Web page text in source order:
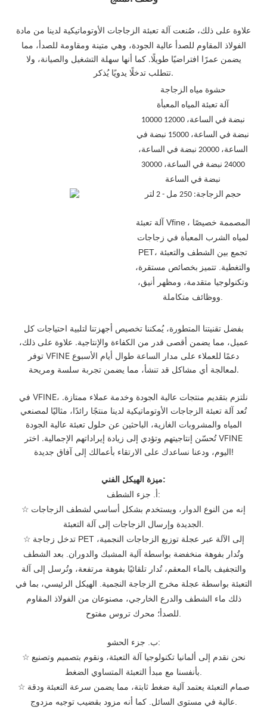
علاوة على ذلك، صُنعت آلة تعبئة الزجاجات الأوتوماتيكية لدينا من مادة
الفولاذ المقاوم للصدأ عالية الجودة، وهي متينة ومقاومة للصدأ، مما
يضمن عمرًا افتراضيًا طويلًا. كما أنها سهلة التشغيل والصيانة، ولا
تتطلب تدخلًا يدويًا يُذكر.
حشوة مياه الزجاجة
آلة تعبئة المياه المعبأة
10000 نبضة في الساعة، 12000
نبضة في الساعة، 15000 نبضة في
الساعة، 20000 نبضة في الساعة،
24000 نبضة في الساعة، 30000
نبضة في الساعة
حجم الزجاجة: 250 مل - 2 لتر
آلة تعبئة Vfine ، المصممة خصيصًا
لمياه الشرب المعبأة في زجاجات
PET، تجمع بين الشطف والتعبئة
والتغطية. تتميز بخصائص مستقرة،
وتكنولوجيا متقدمة، ومظهر أنيق،
بفضل تقنيتنا المتطورة، يُمكننا تخصيص أجهزتنا لتلبية احتياجات كل
عميل، مما يضمن أقصى قدر من الكفاءة والإنتاجية. علاوة على ذلك،
توفر VFINE دعمًا للعملاء على مدار الساعة طوال أيام الأسبوع
لمعالجة أي مشاكل قد تنشأ، مما يضمن تجربة سلسة ومريحة.
في VFINE، نلتزم بتقديم منتجات عالية الجودة وخدمة عملاء ممتازة.
تُعد آلة تعبئة الزجاجات الأوتوماتيكية لدينا منتجًا رائدًا، مثاليًا لمصنعي
المياه والمشروبات الغازية، الباحثين عن حلول تعبئة عالية الجودة
تُحسّن إنتاجيتهم وتؤدي إلى زيادة إيراداتهم الإجمالية. اختر VFINE
اليوم، ودعنا نساعدك على الارتقاء بأعمالك إلى آفاق جديدة!
ميزة الهيكل الفني:
أ. جزء الشطف:
☆ إنه من النوع الدوار، ويستخدم بشكل أساسي لشطف الزجاجات
☆ تدخل زجاجة PET إلى الآلة عبر عجلة توزيع الزجاجات النجمية،
وتُدار بفوهة منخفضة بواسطة آلية المشبك والدوران. بعد الشطف
والتجفيف بالماء المعقم، تُدار تلقائيًا بفوهة مرتفعة، وتُرسل إلى آلة
التعبئة بواسطة عجلة مخرج الزجاجة النجمية. الهيكل الرئيسي، بما في
ذلك ماء الشطف والدرع الخارجي، مصنوعان من الفولاذ المقاوم
ب. جزء الحشو:
☆ نحن نقدم إلى ألمانيا تكنولوجيا آلة التعبئة، ونقوم بتصميم وتصنيع
☆ صمام التعبئة يعتمد آلية ضغط ثابتة، مما يضمن سرعة التعبئة ودقة